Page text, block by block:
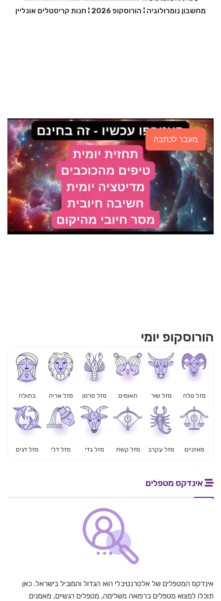
מחשבון נומרולוגיה ¦ הורוסקופ 2026 ¦ חנות קריסטלים אונליין
מעבר לכתבה
הורוסקופ יומי
מזל טלה מזל שור תאומים מזל סרטן מזל אריה בתולה
מאזניים מזל עקרב מזל קשת מזל גדי מזל דלי מזל דגים
אינדקס מטפלים
אינדקס המטפלים של אלטרנטיבלי הוא הגדול והמוביל בישראל. כאן
תוכלו למצוא מטפלים ברפואה משלימה, מטפלים רגשיים, מאמנים